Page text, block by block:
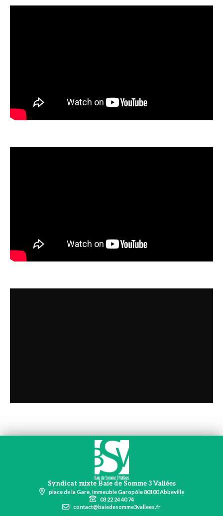
Syndicat mixte Baie de Somme 3 Vallées
place de la Gare, Immeuble Garopôle 80100 Abbeville
03 22 24 40 74
contact@baiedesomme3vallees.fr